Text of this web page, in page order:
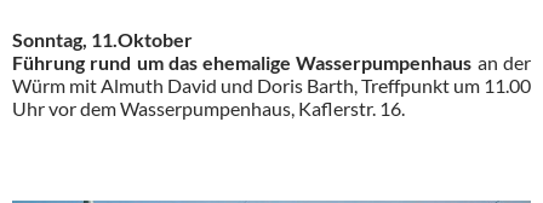
Sonntag, 11.Oktober
Führung rund um das ehemalige Wasserpumpenhaus an der
Würm mit Almuth David und Doris Barth, Treffpunkt um 11.00
Uhr vor dem Wasserpumpenhaus, Kaflerstr. 16.